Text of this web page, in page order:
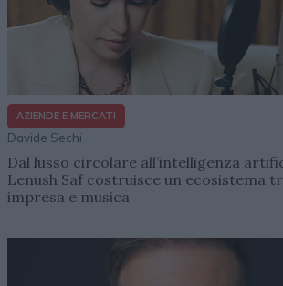
AZIENDE E MERCATI
Davide Sechi
Dal lusso circolare all’intelligenza
Lenush Saf costruisce un ecosistema
impresa e musica